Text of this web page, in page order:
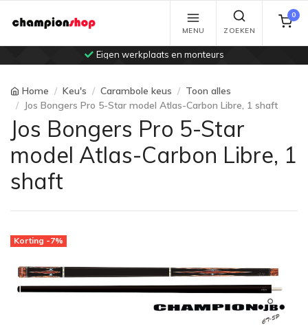
Eigen werkplaats en monteurs
MENU ZOEKEN
0
Home Keu's Carambole keus
Toon alles
Jos Bongers Pro 5-Star model Atlas-Carbon Libre, 1 shaft
Jos Bongers Pro 5-Star
model Atlas-Carbon Libre, 1
shaft
Korting -7%